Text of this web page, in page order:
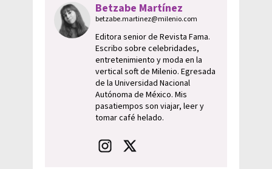
Betzabe Martínez
betzabe.martinez@milenio.com
Editora senior de Revista Fama.
Escribo sobre celebridades,
entretenimiento y moda en la
vertical soft de Milenio. Egresada
de la Universidad Nacional
Autónoma de México. Mis
pasatiempos son viajar, leer y
tomar café helado.